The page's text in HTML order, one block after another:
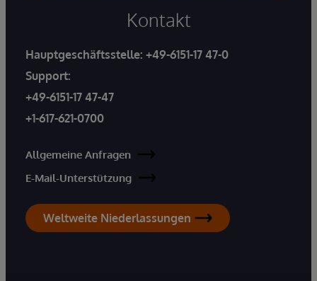
Kontakt
Hauptgeschäftsstelle: +49-6151-17 47-0
Support:
+49-6151-17 47-47
+1-617-621-0700
Allgemeine Anfragen
E-Mail-Unterstützung
Weltweite Niederlassungen